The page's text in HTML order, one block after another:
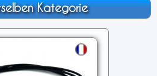
Kategorie